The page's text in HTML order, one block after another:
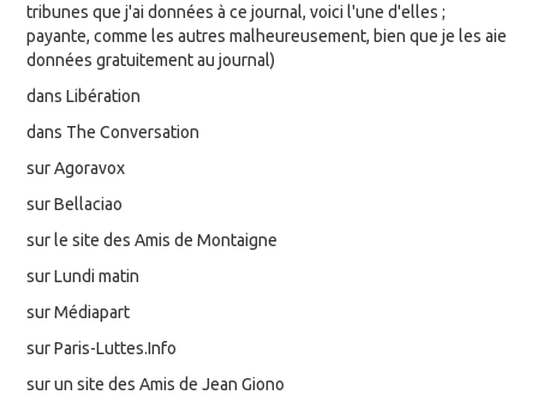
tribunes que j'ai données à ce journal, voici l'une d'elles ;
payante, comme les autres malheureusement, bien que je les aie
données gratuitement au journal)
dans Libération
dans The Conversation
sur Agoravox
sur Bellaciao
sur le site des Amis de Montaigne
sur Lundi matin
sur Médiapart
sur Paris-Luttes.Info
sur un site des Amis de Jean Giono